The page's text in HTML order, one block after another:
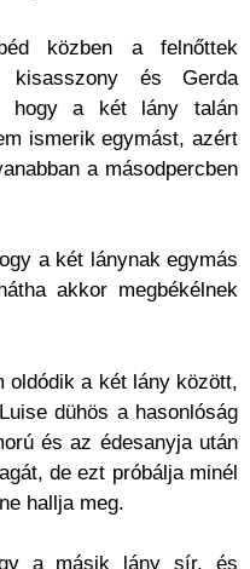
közben a felnőttek
és Gerda
hogy a két lány talán
ismerik egymást, azért
a másodpercben
a két lánynak egymás
akkor megbékélnek
oldódik a két lány között,
dühös a hasonlóság
és az édesanyja után
de ezt próbálja minél
hallja meg.
a másik lány sír, és